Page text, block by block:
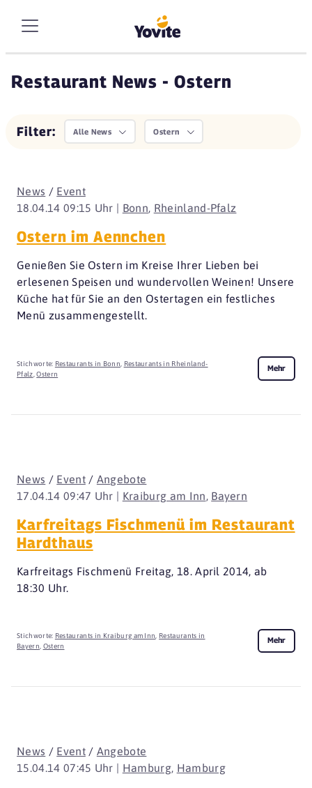
Restaurant News - Ostern
Filter: Alle News Ostern
18.04.14 09:15 Uhr | Bonn, Rheinland-Pfalz
News / Event
Ostern im Aennchen
Genießen Sie Ostern im Kreise Ihrer Lieben bei
erlesenen Speisen und wundervollen Weinen! Unsere
Küche hat für Sie an den Ostertagen ein festliches
Menü zusammengestellt.
Stichworte: Restaurants in Bonn
Restaurants in Rheinland-
Pfalz ,Ostern
Mehr
17.04.14 09:47 Uhr | Kraiburg am Inn Bayern
News / Event/ Angebote
Karfreitags Fischmenü im Restaurant
Hardthaus
Karfreitags Fischmenü Freitag, 18. April 2014, ab
18:30 Uhr.
Stichworte: Restaurants in Kraiburg am Inn, Restaurants in
Bayern, Ostern
Mehr
15.04.14 07:45 Uhr | Hamburg, Hamburg
News / Event/ Angebote